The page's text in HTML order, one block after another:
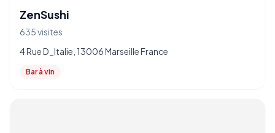
ZenSushi
635 visites
4 Rue D_Italie, 13006 Marseille France
Bar à vin